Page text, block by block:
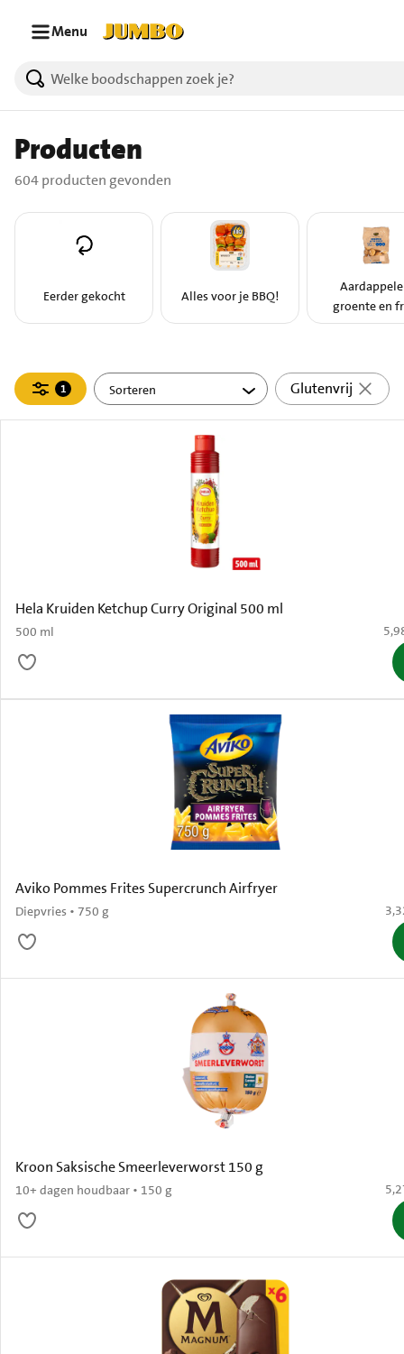
Menu
604 producten gevonden.
Producten
604 producten gevonden
Eerder gekocht Alles voor je BBQ!
groente en
Filteren
1
actief
Glutenvrij
Hela Kruiden Ketchup Curry Original 500 ml
500 ml €
Aviko Pommes Frites Supercrunch Airfryer
Diepvries • 750 g €
Kroon Saksische Smeerleverworst 150 g
10+ dagen houdbaar • 150 g €